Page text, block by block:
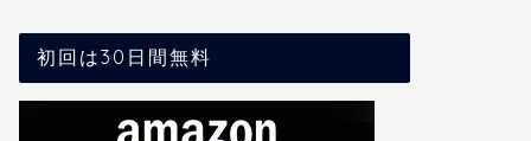
初回は30日間無料